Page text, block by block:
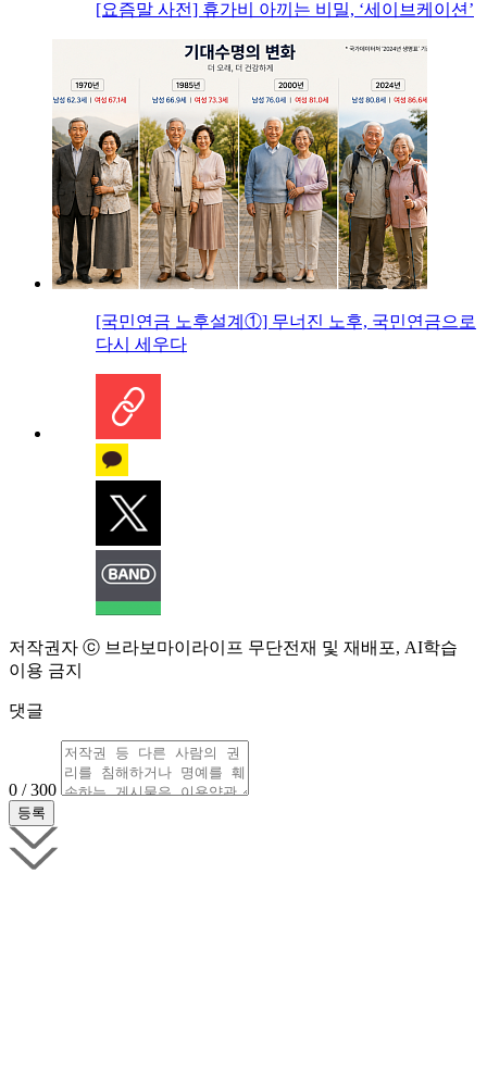
[요즘말 사전] 휴가비 아끼는 비밀, ‘세이브케이션’
[국민연금 노후설계①] 무너진 노후, 국민연금으로
다시 세우다
저작권자 ⓒ 브라보마이라이프 무단전재 및 재배포, AI학습
이용 금지
댓글
0 / 300